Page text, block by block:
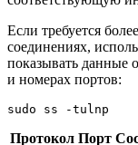
Если требуется
соединениях,
показывать данные
и номерах портов:
sudo ss -tulnp
Протокол Порт